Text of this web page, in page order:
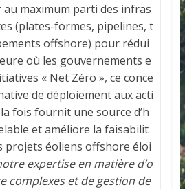
maximum parti des infras
(plates-formes, pipelines, t
offshore) pour rédui
où les gouvernements e
« Net Zéro », ce conce
de déploiement aux acti
fois fournit une source d’h
et améliore la faisabilit
projets éoliens offshore éloi
expertise en matière d’o
complexes et de gestion de